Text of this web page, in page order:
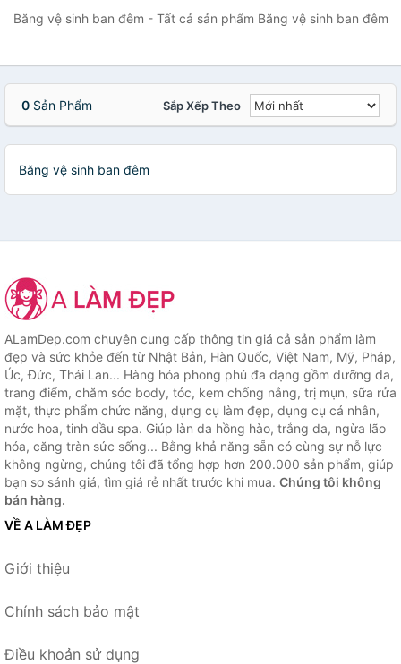
Shop
Băng vệ sinh ban đêm - Tất cả sản phẩm Băng vệ sinh ban đêm
0 Sản Phẩm Sắp Xếp Theo
Băng vệ sinh ban đêm
ALamDep.com chuyên cung cấp thông tin giá cả sản phẩm làm
đẹp và sức khỏe đến từ Nhật Bản, Hàn Quốc, Việt Nam, Mỹ, Pháp,
Úc, Đức, Thái Lan... Hàng hóa phong phú đa dạng gồm dưỡng da,
trang điểm, chăm sóc body, tóc, kem chống nắng, trị mụn, sữa rửa
mặt, thực phẩm chức năng, dụng cụ làm đẹp, dụng cụ cá nhân,
nước hoa, tinh dầu spa. Giúp làn da hồng hào, trắng da, ngừa lão
hóa, căng tràn sức sống... Bằng khả năng sẵn có cùng sự nỗ lực
không ngừng, chúng tôi đã tổng hợp hơn 200.000 sản phẩm, giúp
bạn so sánh giá, tìm giá rẻ nhất trước khi mua. Chúng tôi không
bán hàng.
VỀ A LÀM ĐẸP
Giới thiệu
Chính sách bảo mật
Điều khoản sử dụng